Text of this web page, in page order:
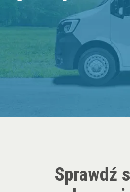
Sprawdź